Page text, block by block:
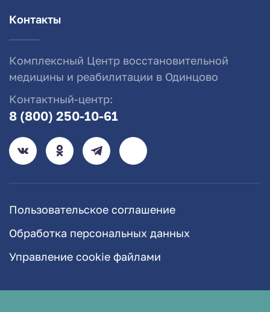
Контакты
Комплексный Центр восстановительной
медицины и реабилитации в Одинцово
Контактный-центр:
8 (800) 250-10-61
Пользовательское соглашение
Обработка персональных данных
Управление cookie файлами